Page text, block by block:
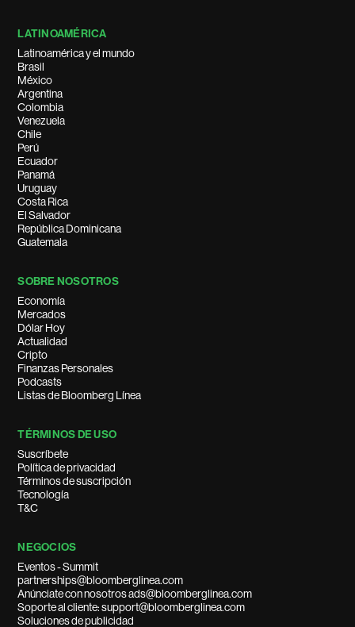
LATINOAMÉRICA
Latinoamérica y el mundo
Brasil
México
Argentina
Colombia
Venezuela
Chile
Perú
Ecuador
Panamá
Uruguay
Costa Rica
El Salvador
República Dominicana
Guatemala
SOBRE NOSOTROS
Economía
Mercados
Dólar Hoy
Actualidad
Cripto
Finanzas Personales
Podcasts
Listas de Bloomberg Línea
TÉRMINOS DE USO
Suscríbete
Política de privacidad
Términos de suscripción
Tecnología
T&C
NEGOCIOS
Eventos - Summit
partnerships@bloomberglinea.com
Anúnciate con nosotros ads@bloomberglinea.com
Soporte al cliente: support@bloomberglinea.com
Soluciones de publicidad